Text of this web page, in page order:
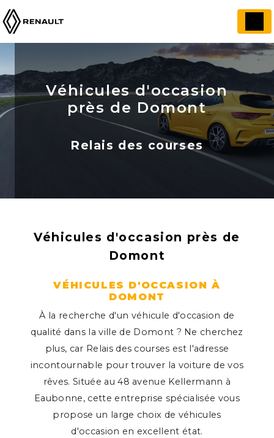
Véhicules d'occasion
près de Domont
Relais des courses
Véhicules d'occasion près de
Domont
VÉHICULES D'OCCASION À
DOMONT
À la recherche d'un véhicule d'occasion de
qualité dans la ville de Domont ? Ne cherchez
plus, car Relais des courses est l'adresse
incontournable pour trouver la voiture de vos
rêves. Située au 48 avenue Kellermann à
Eaubonne, cette entreprise spécialisée vous
propose un large choix de véhicules
d'occasion en excellent état.